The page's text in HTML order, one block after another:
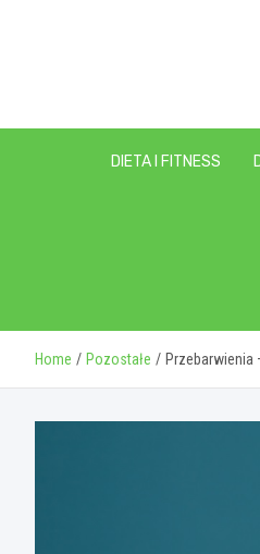
DIETA I FITNESS
Home Pozostałe Przebarwienia